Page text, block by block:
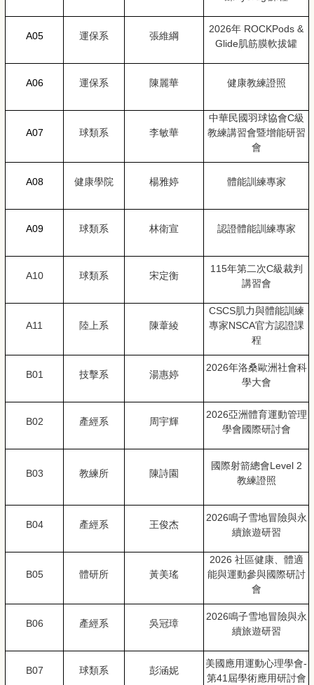
A05 運保系 張維綱
2026年 ROCKPods &
Glide肌筋膜軟拔罐
A06 運保系 陳麗華 健康教練證照
A07 球類系 李敏華
中華民國羽球協會C級
教練講習會暨增能研習
會
A08 健康學院 楊雅婷 體能訓練專家
A09 球類系 林衛宣 認證體能訓練專家
A10 球類系 宋定衡
115年第二次C級裁判
講習會
A11 陸上系 陳葦綾
CSCS肌力與體能訓練
專家NSCA官方認證課
程
B01 技擊系 湯惠婷
2026年洛桑歐洲社會科
學大會
B02 產經系 周宇輝
2026亞洲體育運動管理
學會國際研討會
B03 教練所 陳詩園
國際射箭總會Level 2
教練證照
B04 產經系 王俊杰
2026鳴子雪地冒險與永
續旅遊研習
B05 體研所 黃美瑤
2026 社區健康、體適
能與運動參與國際研討
會
B06 產經系 吳冠璋
2026鳴子雪地冒險與永
續旅遊研習
B07 球類系 彭涵妮
美國應用運動心理學會-
第41屆學術應用研討會